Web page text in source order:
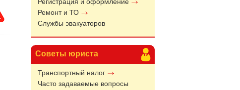
Ремонт и ТО
Службы эвакуаторов
Советы юриста
Транспортный налог
Часто задаваемые вопросы